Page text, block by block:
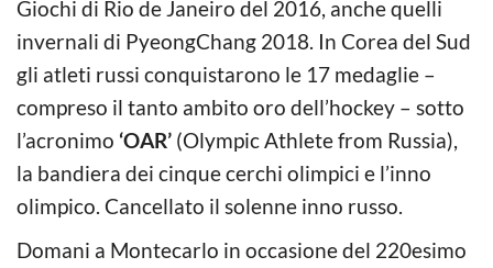
Giochi di Rio de Janeiro del 2016, anche quelli
invernali di PyeongChang 2018. In Corea del Sud
gli atleti russi conquistarono le 17 medaglie –
compreso il tanto ambito oro dell’hockey – sotto
l’acronimo ‘OAR’ (Olympic Athlete from Russia),
la bandiera dei cinque cerchi olimpici e l’inno
olimpico. Cancellato il solenne inno russo.
Domani a Montecarlo in occasione del 220esimo